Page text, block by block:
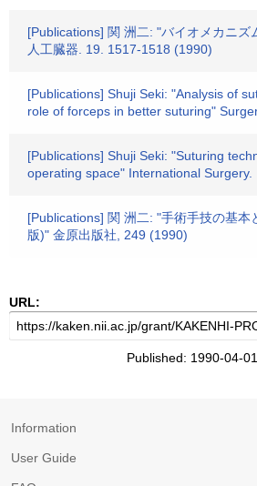
[Publications] 関 洲二: "バイオメカニズ
人工臓器. 19. 1517-1518 (1990)
[Publications] Shuji Seki: "Analysis of
role of forceps in better suturing"
[Publications] Shuji Seki: "Suturing
operating space" International Surgery.
[Publications] 関 洲二: "手術手技の基本
版)" 金原出版社, 249 (1990)
URL:
Published: 1990-04-
Information
User Guide